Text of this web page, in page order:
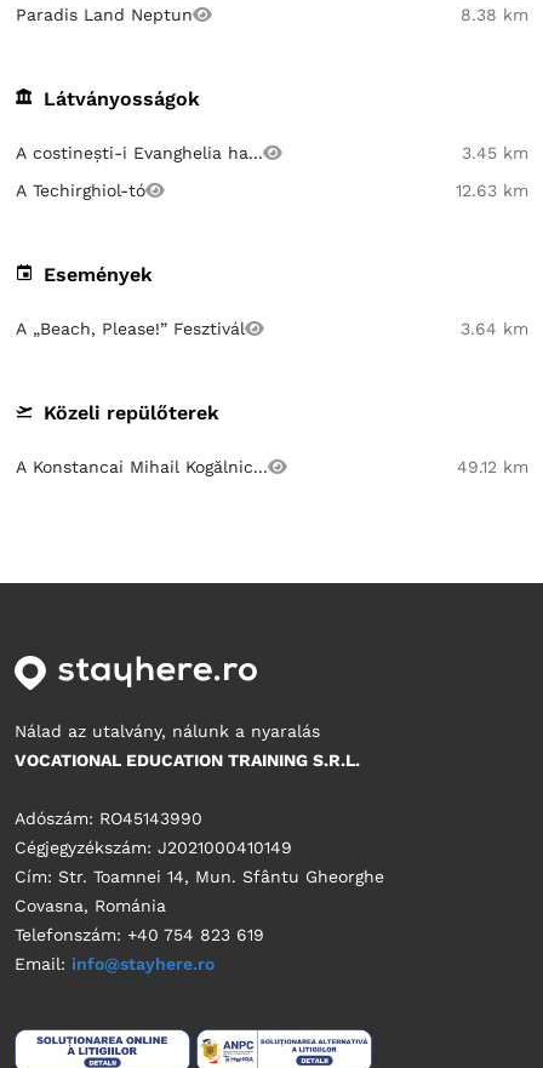
Paradis Land Neptun
8.38 km
Látványosságok
A costinești-i Evanghelia ha...
3.45 km
A Techirghiol-tó
12.63 km
Események
A „Beach, Please!” Fesztivál 3.64 km
Közeli repülőterek
A Konstancai Mihail Kogălnic... 49.12 km
Nálad az utalvány, nálunk a nyaralás
VOCATIONAL EDUCATION TRAINING S.R.L.
Adószám: RO45143990
Cégjegyzékszám: J2021000410149
Cím: Str. Toamnei 14, Mun. Sfântu Gheorghe
Covasna, Románia
Telefonszám: +40 754 823 619
Email: info@stayhere.ro